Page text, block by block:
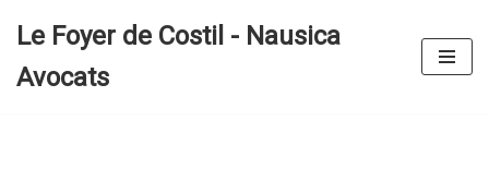
au
Le Foyer de Costil - Nausica
Avocats